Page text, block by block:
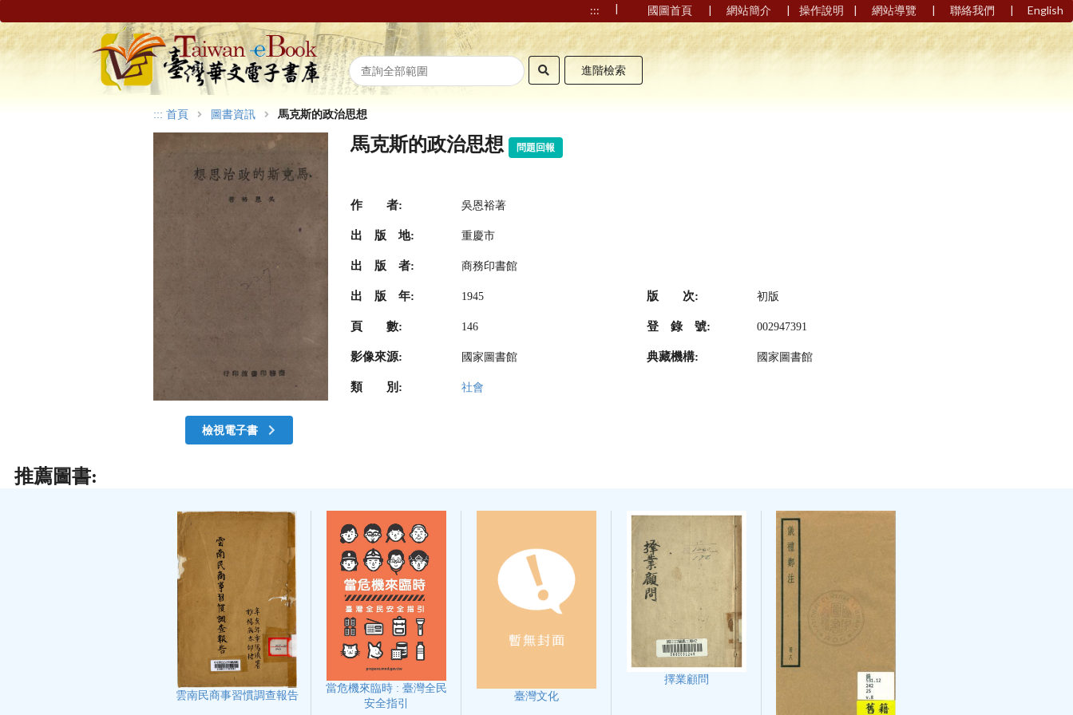
::: | 國圖首頁 | 網站簡介 | 操作說明 | 網站導覽 | 聯絡我們 | English
進階檢索
::: 首頁 圖書資訊 馬克斯的政治思想
檢視電子書
馬克斯的政治思想 問題回報
作 者: 吳恩裕著
出 版 地: 重慶市
出 版 者: 商務印書館
出 版 年: 1945 版 次: 初版
頁 數: 146 登 錄 號: 002947391
影像來源: 國家圖書館 典藏機構: 國家圖書館
類 別: 社會
推薦圖書:
雲南民商事習慣調查報告
當危機來臨時 : 臺灣全民
安全指引
臺灣文化
擇業顧問